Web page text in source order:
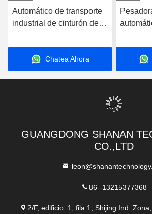
Automático de transporte
industrial de cinturón de
verificación de la máquina
de peso de la balanza de
peso
Chatea Ahora
de
GUANGDONG SHANAN
CO.,LTD
86--13215377368
2/F, edificio. 1, fila 1, Shijing Ind.